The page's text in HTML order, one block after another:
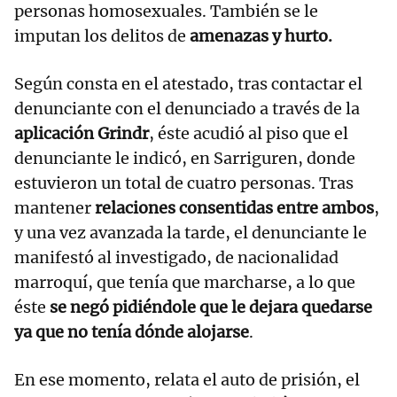
personas homosexuales. También se le
imputan los delitos de amenazas y hurto.
Según consta en el atestado, tras contactar el
denunciante con el denunciado a través de la
aplicación Grindr, éste acudió al piso que el
denunciante le indicó, en Sarriguren, donde
estuvieron un total de cuatro personas. Tras
mantenerrelaciones consentidas entre ambos,
y una vez avanzada la tarde, el denunciante le
manifestó al investigado, de nacionalidad
marroquí, que tenía que marcharse, a lo que
éste se negó pidiéndole que le dejara quedarse
ya que no tenía dónde alojarse.
En ese momento, relata el auto de prisión, el